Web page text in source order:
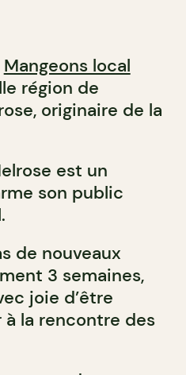
Mangeons local
région de
originaire de la
est un
son public
de nouveaux
3 semaines,
joie d’être
la rencontre des